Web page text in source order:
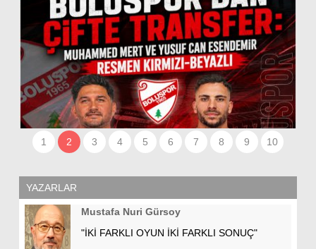
1 2 3 4 5 6 7 8 9 10
YAZARLAR
Mustafa Nuri Gürsoy
"İKİ FARKLI OYUN İKİ FARKLI SONUÇ"